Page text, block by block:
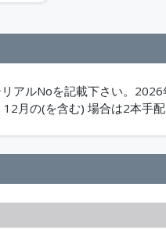
アルNoを記載下さい。
月の(を含む) 場合は2本手配